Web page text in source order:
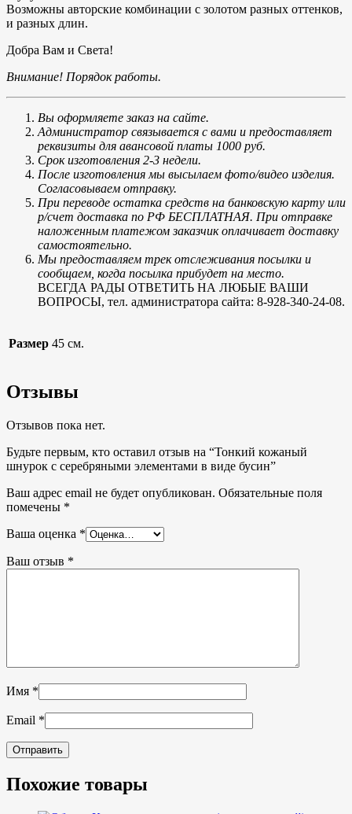
Возможны авторские комбинации с золотом разных оттенков,
и разных длин.
Добра Вам и Света!
Внимание! Порядок работы.
Вы оформляете заказ на сайте.
Администратор связывается с вами и предоставляет
реквизиты для авансовой платы 1000 руб.
Срок изготовления 2-3 недели.
После изготовления мы высылаем фото/видео изделия.
Согласовываем отправку.
При переводе остатка средств на банковскую карту или
р/счет доставка по РФ БЕСПЛАТНАЯ. При отправке
наложенным платежом заказчик оплачивает доставку
самостоятельно.
Мы предоставляем трек отслеживания посылки и
сообщаем, когда посылка прибудет на место.
ВСЕГДА РАДЫ ОТВЕТИТЬ НА ЛЮБЫЕ ВАШИ
ВОПРОСЫ, тел. администратора сайта: 8-928-340-24-08.
Размер 45 см.
Отзывы
Отзывов пока нет.
Будьте первым, кто оставил отзыв на “Тонкий кожаный
шнурок с серебряными элементами в виде бусин”
Ваш адрес email не будет опубликован. Обязательные поля
помечены *
Ваша оценка *
Ваш отзыв *
Имя *
Email *
Похожие товары